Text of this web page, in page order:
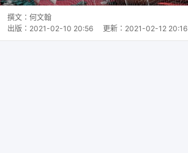
撰文： 何文翰
出版： 2021-02-10 20:56 更新： 2021-02-12 20:16